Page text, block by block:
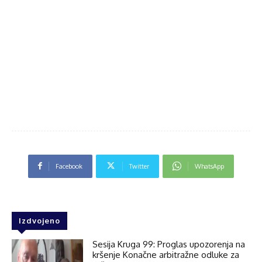
Facebook Twitter WhatsApp
Izdvojeno
Sesija Kruga 99: Proglas upozorenja na
kršenje Konačne arbitražne odluke za